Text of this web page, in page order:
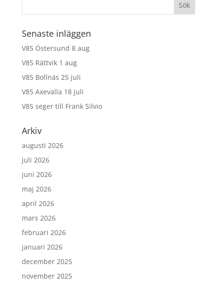
Senaste inläggen
V85 Östersund 8 aug
V85 Rättvik 1 aug
V85 Bollnäs 25 juli
V85 Axevalla 18 juli
V85 seger till Frank Silvio
Arkiv
augusti 2026
juli 2026
juni 2026
maj 2026
april 2026
mars 2026
februari 2026
januari 2026
december 2025
november 2025